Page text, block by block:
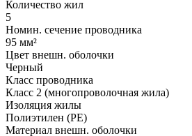
Количество жил
5
Номин. сечение проводника
95 мм²
Цвет внешн. оболочки
Черный
Класс проводника
Класс 2 (многопроволочная жила)
Изоляция жилы
Полиэтилен (PE)
Материал внешн. оболочки